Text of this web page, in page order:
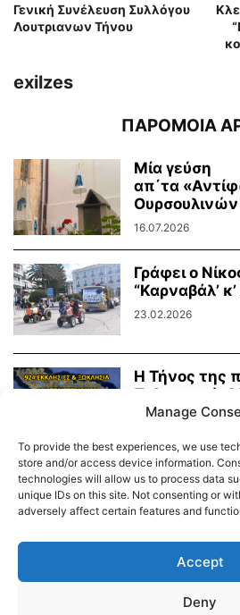
Γενική Συνέλευση Συλλόγου
Λουτριανων Τήνου
exilzes
ΠΑΡΟΜΟΙΑ
Μία γεύση
απ΄τα
16.07.2026
Γράφει ο
“Καρναβάλ’
23.02.2026
Η Τήνος της
Πολιτισμού:
951...
Δημοτικό Λιμενικό Ταμείο Τήνου –
Manage
To provide the best experiences, we use
store and/or access device information.
technologies will allow us to process data
unique IDs on this site. Not consenting or
adversely affect certain features and
Accept
Deny